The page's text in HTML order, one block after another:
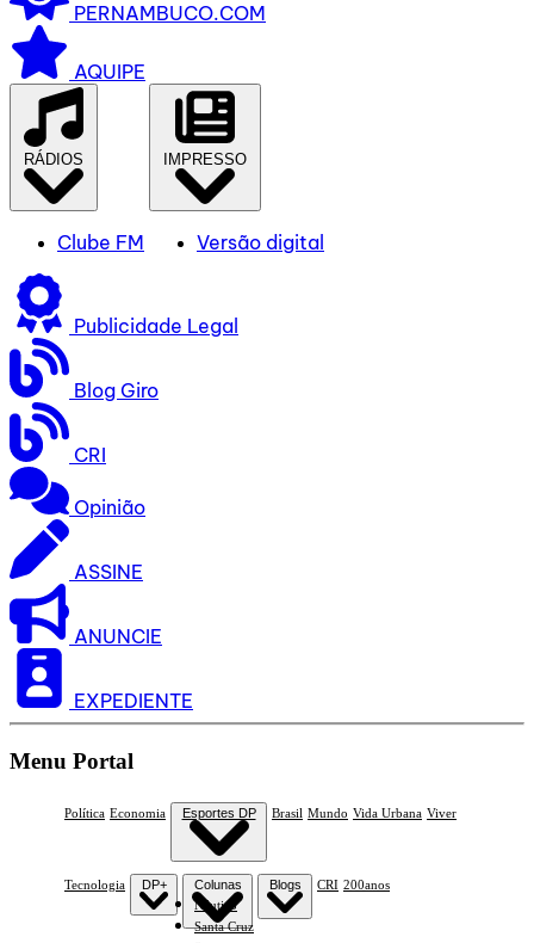
PERNAMBUCO.COM
AQUIPE
RÁDIOS
Clube FM
IMPRESSO
Versão digital
Publicidade Legal
Blog Giro
CRI
Opinião
ASSINE
ANUNCIE
EXPEDIENTE
Menu Portal
Política Economia Esportes DP
Náutico
Santa Cruz
Brasil Mundo Vida Urbana Viver
Tecnologia DP+ Colunas Blogs CRI 200anos